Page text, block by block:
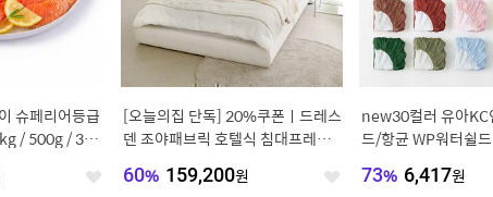
슈페리어등급
/ 500g / 300
좋
[오늘의집 단독] 20%쿠폰ㅣ드레스
덴 조야패브릭 호텔식 침대프레임 S
60% 159,200원 좋
new30컬러 유아KC
드/항균 WP워터쉴
73% 6,417원